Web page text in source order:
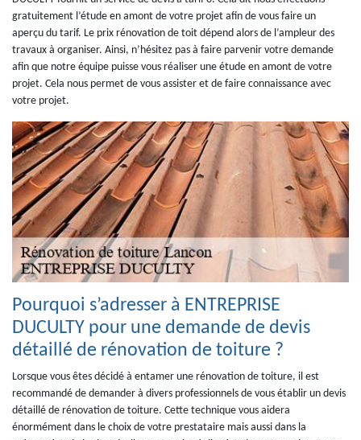
gratuitement l’étude en amont de votre projet afin de vous faire un
aperçu du tarif. Le prix rénovation de toit dépend alors de l’ampleur des
travaux à organiser. Ainsi, n’hésitez pas à faire parvenir votre demande
afin que notre équipe puisse vous réaliser une étude en amont de votre
projet. Cela nous permet de vous assister et de faire connaissance avec
votre projet.
Pourquoi s’adresser à ENTREPRISE
DUCULTY pour une demande de devis
détaillé de rénovation de toiture ?
Lorsque vous êtes décidé à entamer une rénovation de toiture, il est
recommandé de demander à divers professionnels de vous établir un devis
détaillé de rénovation de toiture. Cette technique vous aidera
énormément dans le choix de votre prestataire mais aussi dans la